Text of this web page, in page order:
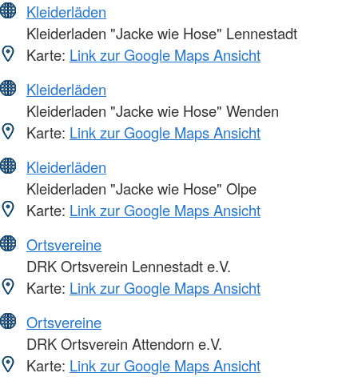
Kleiderläden
Kleiderladen "Jacke wie Hose" Lennestadt
Karte: Link zur Google Maps Ansicht
Kleiderläden
Kleiderladen "Jacke wie Hose" Wenden
Karte: Link zur Google Maps Ansicht
Kleiderläden
Kleiderladen "Jacke wie Hose" Olpe
Karte: Link zur Google Maps Ansicht
Ortsvereine
DRK Ortsverein Lennestadt e.V.
Karte: Link zur Google Maps Ansicht
Ortsvereine
DRK Ortsverein Attendorn e.V.
Karte: Link zur Google Maps Ansicht